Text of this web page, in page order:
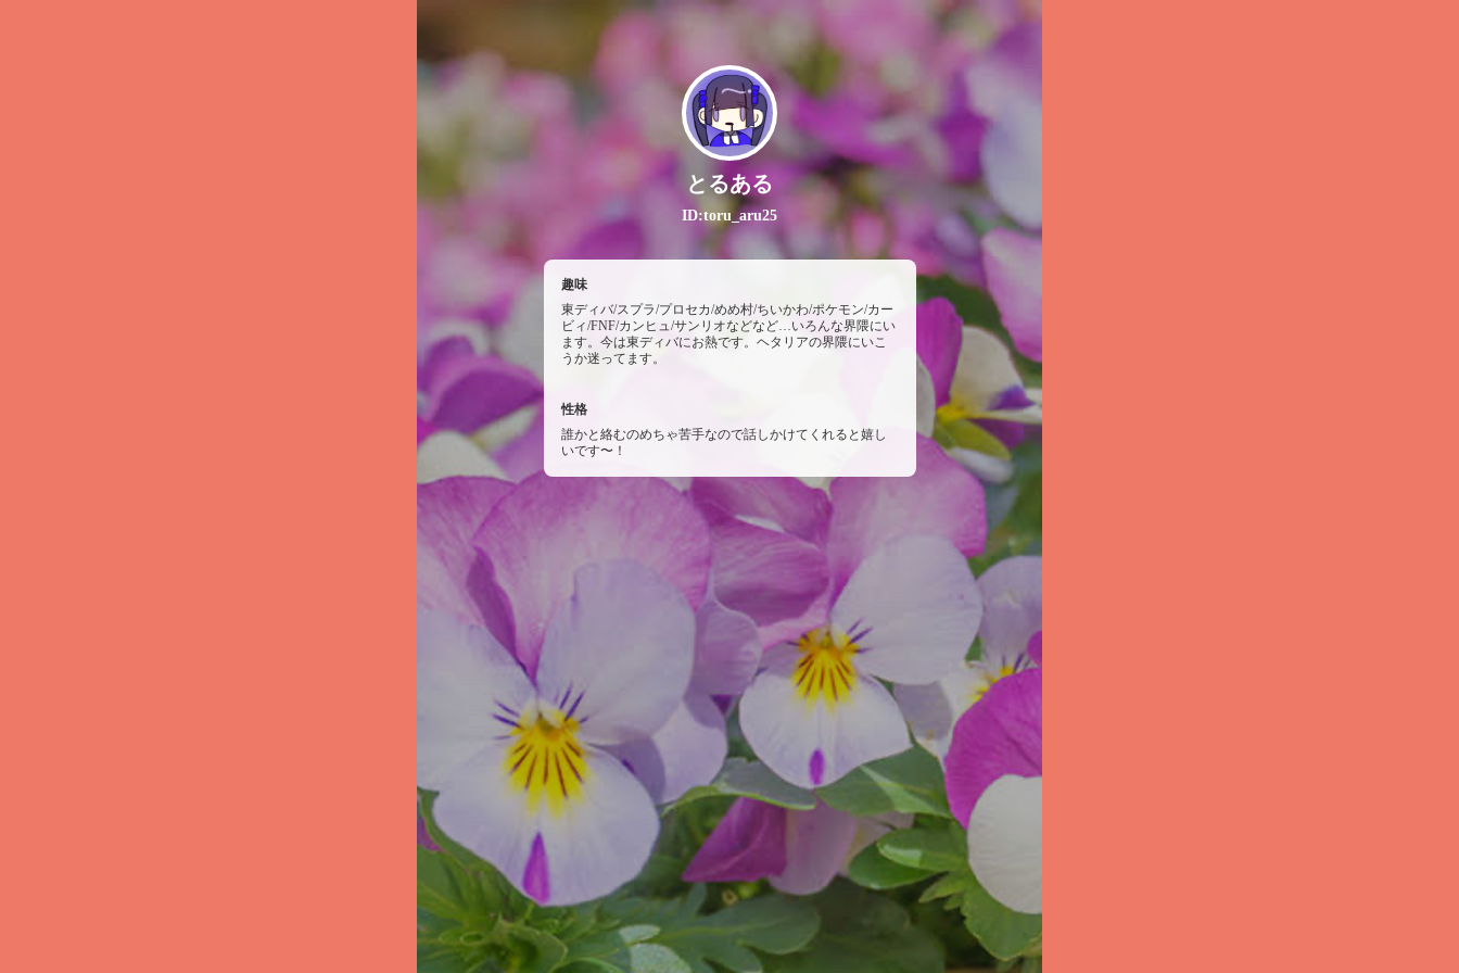
とるある
ID:toru_aru25
趣味
東ディバ/スプラ/プロセカ/めめ村/ちいかわ/ポケモン/カー
ビィ/FNF/カンヒュ/サンリオなどなど…いろんな界隈にい
ます。今は東ディバにお熱です。ヘタリアの界隈にいこ
うか迷ってます。
性格
誰かと絡むのめちゃ苦手なので話しかけてくれると嬉し
いです〜！